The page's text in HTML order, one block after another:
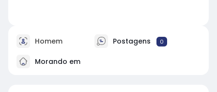
Homem Postagens 0
Morando em